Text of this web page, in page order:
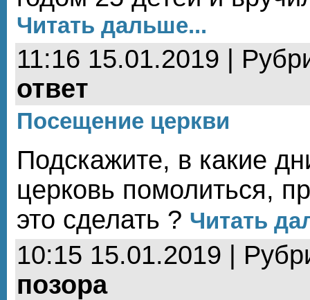
Читать дальше...
11:16 15.01.2019 |
ответ
Посещение церкви
Подскажите, в какие
церковь помолиться,
это сделать ? Читать
10:15 15.01.2019 |
позора